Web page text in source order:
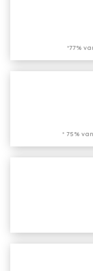
*77%
* 75%